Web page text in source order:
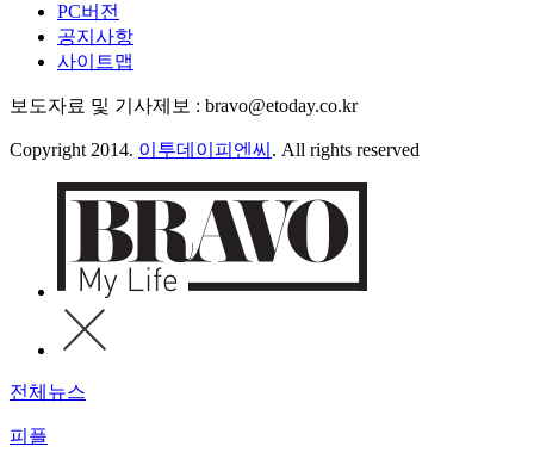
PC버전
공지사항
사이트맵
보도자료 및 기사제보 : bravo@etoday.co.kr
Copyright 2014. 이투데이피엔씨 . All rights reserved
전체뉴스
피플